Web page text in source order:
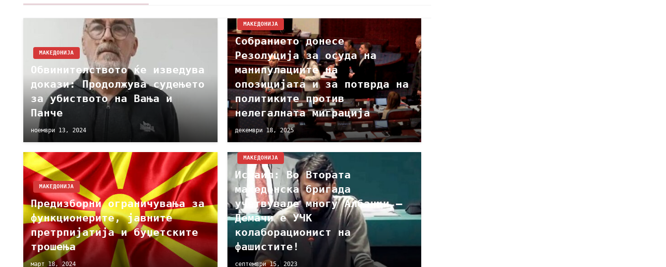
МАКЕДОНИЈА
Обвинителството ќе изведува
докази: Продолжува судењето
за убиството на Вања и
Панче
ноември 13, 2024
МАКЕДОНИЈА
Собранието донесе
Резолуција за осуда на
манипулациите на
опозицијата и за потврда на
политиките против
нелегалната миграција
декември 18, 2025
МАКЕДОНИЈА
Предизборни ограничувања за
функционерите, јавните
претрпијатија и буџетските
трошења
март 18, 2024
МАКЕДОНИЈА
Исмаил: Во Втората
македонска бригада
учетвувале многу Албанци –
Демачи е УЧК
колаборационист на
фашистите!
септември 15, 2023